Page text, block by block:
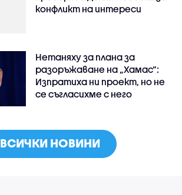
конфликт на интереси
Нетаняху за плана за
разоръжаване на „Хамас“:
Изпратиха ни проект, но не
се съгласихме с него
ВСИЧКИ НОВИНИ